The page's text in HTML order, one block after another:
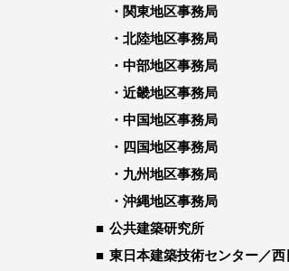
関東地区事務局
北陸地区事務局
中部地区事務局
近畿地区事務局
中国地区事務局
四国地区事務局
九州地区事務局
沖縄地区事務局
公共建築研究所
東日本建築技術センター／